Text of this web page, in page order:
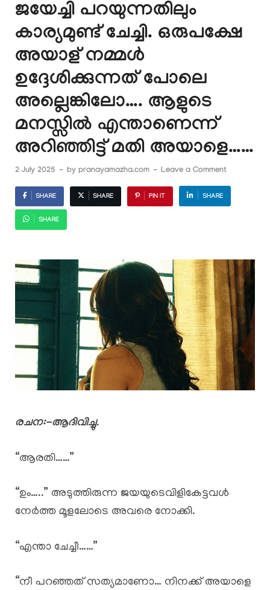
ജയേച്ചി പറയുന്നതിലും
കാര്യമുണ്ട് ചേച്ചി. ഒരുപക്ഷേ
അയാള് നമ്മൾ
ഉദ്ദേശിക്കുന്നത് പോലെ
അല്ലെങ്കിലോ…. ആളുടെ
മനസ്സിൽ എന്താണെന്ന്
അറിഞ്ഞിട്ട് മതി അയാളെ……
2 July 2025 - by pranayamazha.com - Leave a Comment
SHARE SHARE PIN IT SHARE
SHARE
രചന:-ആദിവിച്ചു.
“ആരതി……”
“ഉം…..” അടുത്തിരുന്ന ജയയുടെവിളികേട്ടവൾ
നേർത്ത മൂളലോടെ അവരെ നോക്കി.
“എന്താ ചേച്ചീ……”
“നീ പറഞ്ഞത് സത്യമാണോ… നിനക്ക് അയാളെ